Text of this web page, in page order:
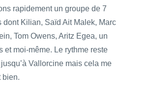
rapidement un groupe de 7
dont Kilian, Saïd Ait Malek, Marc
Tom Owens, Aritz Egea, un
et moi-même. Le rythme reste
Vallorcine mais cela me
bien.